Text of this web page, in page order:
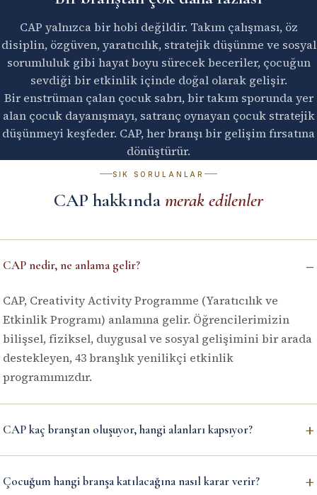
CAP yalnızca bir hobi değildir. Takım çalışması, öz
disiplin, özgüven, yaratıcılık, stratejik düşünme ve sosyal
sorumluluk gibi hayat boyu sürecek beceriler, çocuğun
sevdiği bir etkinlik içinde doğal olarak gelişir.
Bir enstrüman çalan çocuk sabrı, bir takım sporunda yer
alan çocuk dayanışmayı, satranç oynayan çocuk stratejik
düşünmeyi keşfeder. CAP, her branşı bir gelişim fırsatına
dönüştürür.
SIK SORULANLAR
CAP hakkında merak edilenler
CAP nedir, ne anlama gelir? –
CAP, Creativity Activity Programme (Yaratıcılık ve
Etkinlik Programı) anlamına gelir. Öğrencilerimizin
bilişsel, fiziksel, duygusal ve sosyal gelişimini bir arada
destekleyen, 43 branşlık yenilikçi etkinlik
programımızdır.
CAP kaç branştan oluşuyor, hangi alanları kapsıyor? +
Çocuğum hangi branşa katılacağına nasıl karar verir? +